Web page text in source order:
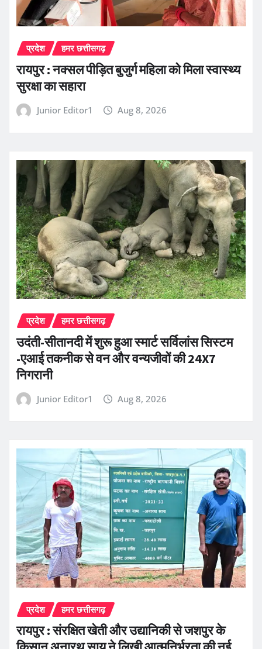
प्रदेश हमर छत्तीसगढ़
रायपुर : नक्सल पीड़ित बुजुर्ग महिला को मिला स्वास्थ्य
सुरक्षा का सहारा
Junior Editor1 Aug 8, 2026
प्रदेश हमर छत्तीसगढ़
उदंती-सीतानदी में शुरू हुआ स्मार्ट सर्विलांस सिस्टम
-एआई तकनीक से वन और वन्यजीवों की 24X7
निगरानी
Junior Editor1 Aug 8, 2026
प्रदेश हमर छत्तीसगढ़
रायपुर : संरक्षित खेती और उद्यानिकी से जशपुर के